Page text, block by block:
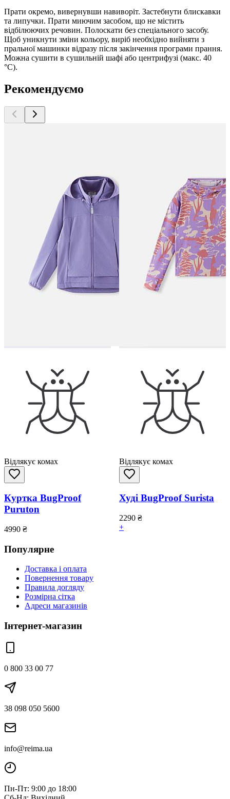
Прати окремо, вивернувши навиворіт. Застебнути блискавки
та липучки. Прати миючим засобом, що не містить
відбілюючих речовин. Полоскати без спеціального засобу.
Щоб уникнути зміни кольору, виріб необхідно вийняти з
пральної машинки відразу після закінчення програми прання.
Можна сушити в сушильній шафі або центрифузі (макс. 40
°C).
Рекомендуємо
Відлякує комах
Куртка BugProof
Puruton
4990 ₴
Відлякує комах
Худі BugProof Surista
2290 ₴
+
Популярне
Доставка і оплата
Повернення товару
Правила догляду
Розмірна сітка
Адреси магазинів
Інтернет-магазин
0 800 33 00 77
38 098 050 5600
info@reima.ua
Пн-Пт: 9:00 до 18:00